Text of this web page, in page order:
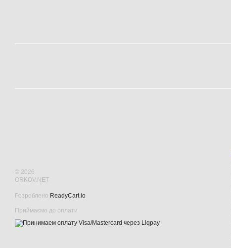
© 2026
ORKOV.NET
Розроблено ReadyCart.io
Приймаємо до оплати